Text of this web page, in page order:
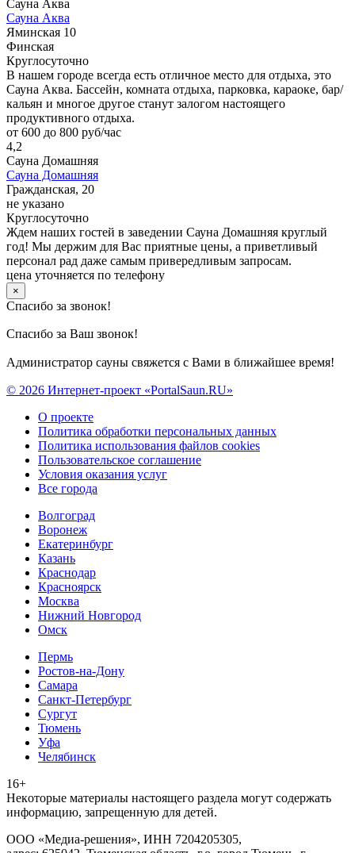
Сауна Аква
Сауна Аква
Яминская 10
Финская
Круглосуточно
В нашем городе всегда есть отличное место для отдыха, это
Сауна Аква. Бассейн, комната отдыха, парковка, караоке, бар/
кальян и многое другое станут залогом настоящего
продуктивного отдыха.
от 600 до 800 руб/час
4,2
Сауна Домашняя
Сауна Домашняя
Гражданская, 20
не указано
Круглосуточно
Ждем наших гостей в заведении Сауна Домашняя круглый
год! Мы держим для Вас приятные цены, а приветливый
персонал рад даже самым привередливым запросам.
цена уточняется по телефону
×
Спасибо за звонок!
Спасибо за Ваш звонок!
Администратор сауны свяжется с Вами в ближайшее время!
© 2026 Интернет-проект «PortalSaun.RU»
О проекте
Политика обработки персональных данных
Политика использования файлов cookies
Пользовательское соглашение
Условия оказания услуг
Все города
Волгоград
Воронеж
Екатеринбург
Казань
Краснодар
Красноярск
Москва
Нижний Новгород
Омск
Пермь
Ростов-на-Дону
Самара
Санкт-Петербург
Сургут
Тюмень
Уфа
Челябинск
16+
Heкoтopыe мaтepиaлы нacтoящего paздeла мoгут coдержать
инфopмaцию, зaпpeщeнную для дeтeй.
ООО «Медиа-решения», ИНН 7204205305,